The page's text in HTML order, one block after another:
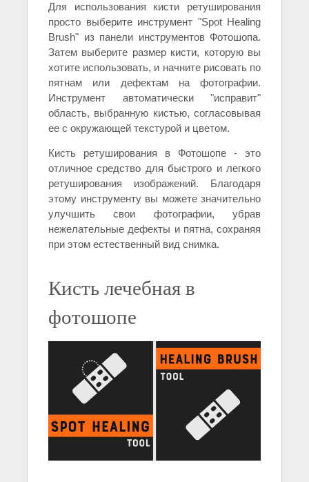
Для использования кисти ретуширования
просто выберите инструмент "Spot Healing
Brush" из панели инструментов Фотошопа.
Затем выберите размер кисти, которую вы
хотите использовать, и начните рисовать по
пятнам или дефектам на фотографии.
Инструмент автоматически "исправит"
область, выбранную кистью, согласовывая
ее с окружающей текстурой и цветом.
Кисть ретуширования в Фотошопе - это
отличное средство для быстрого и легкого
ретуширования изображений. Благодаря
этому инструменту вы можете значительно
улучшить свои фотографии, убрав
нежелательные дефекты и пятна, сохраняя
при этом естественный вид снимка.
Кисть лечебная в
фотошопе